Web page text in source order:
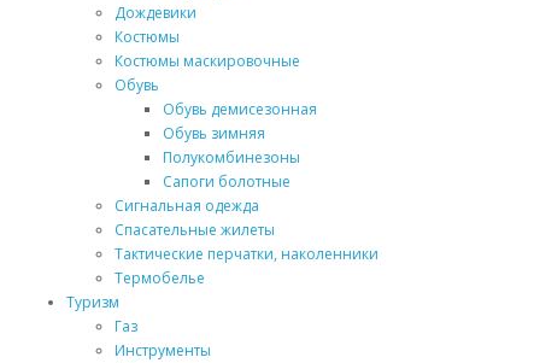
Дождевики
Костюмы
Костюмы маскировочные
Обувь
Обувь демисезонная
Обувь зимняя
Полукомбинезоны
Сапоги болотные
Сигнальная одежда
Спасательные жилеты
Тактические перчатки, наколенники
Термобелье
Туризм
Газ
Инструменты